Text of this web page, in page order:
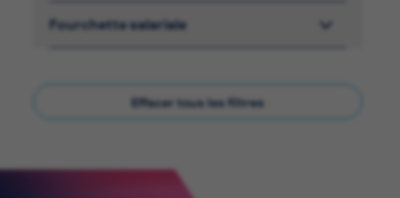
Fourchette salariale
Effacer tous les filtres